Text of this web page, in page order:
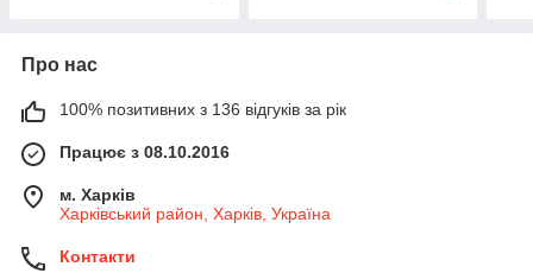
Про нас
100% позитивних з 136 відгуків за рік
Працює з 08.10.2016
м. Харків
Харківський район, Харків, Україна
Контакти